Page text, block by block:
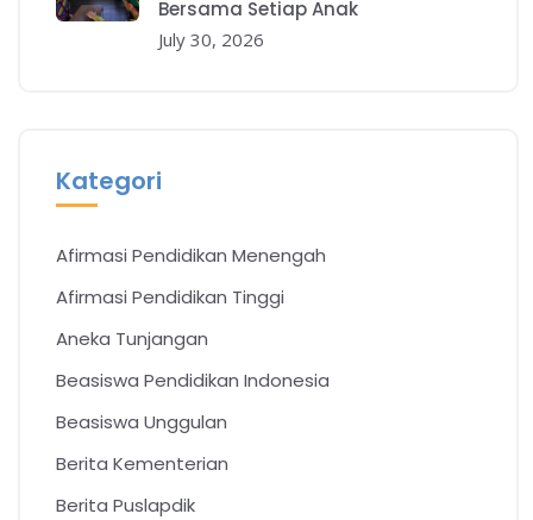
Bersama Setiap Anak
July 30, 2026
Kategori
Afirmasi Pendidikan Menengah
Afirmasi Pendidikan Tinggi
Aneka Tunjangan
Beasiswa Pendidikan Indonesia
Beasiswa Unggulan
Berita Kementerian
Berita Puslapdik